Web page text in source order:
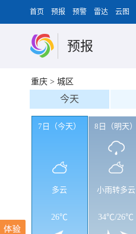
首页 预报 预警 雷达 云图
预报
重庆 > 城区
今天
7日（今天）
多云
26℃
8日（明天）
小雨转多云
34℃/26℃